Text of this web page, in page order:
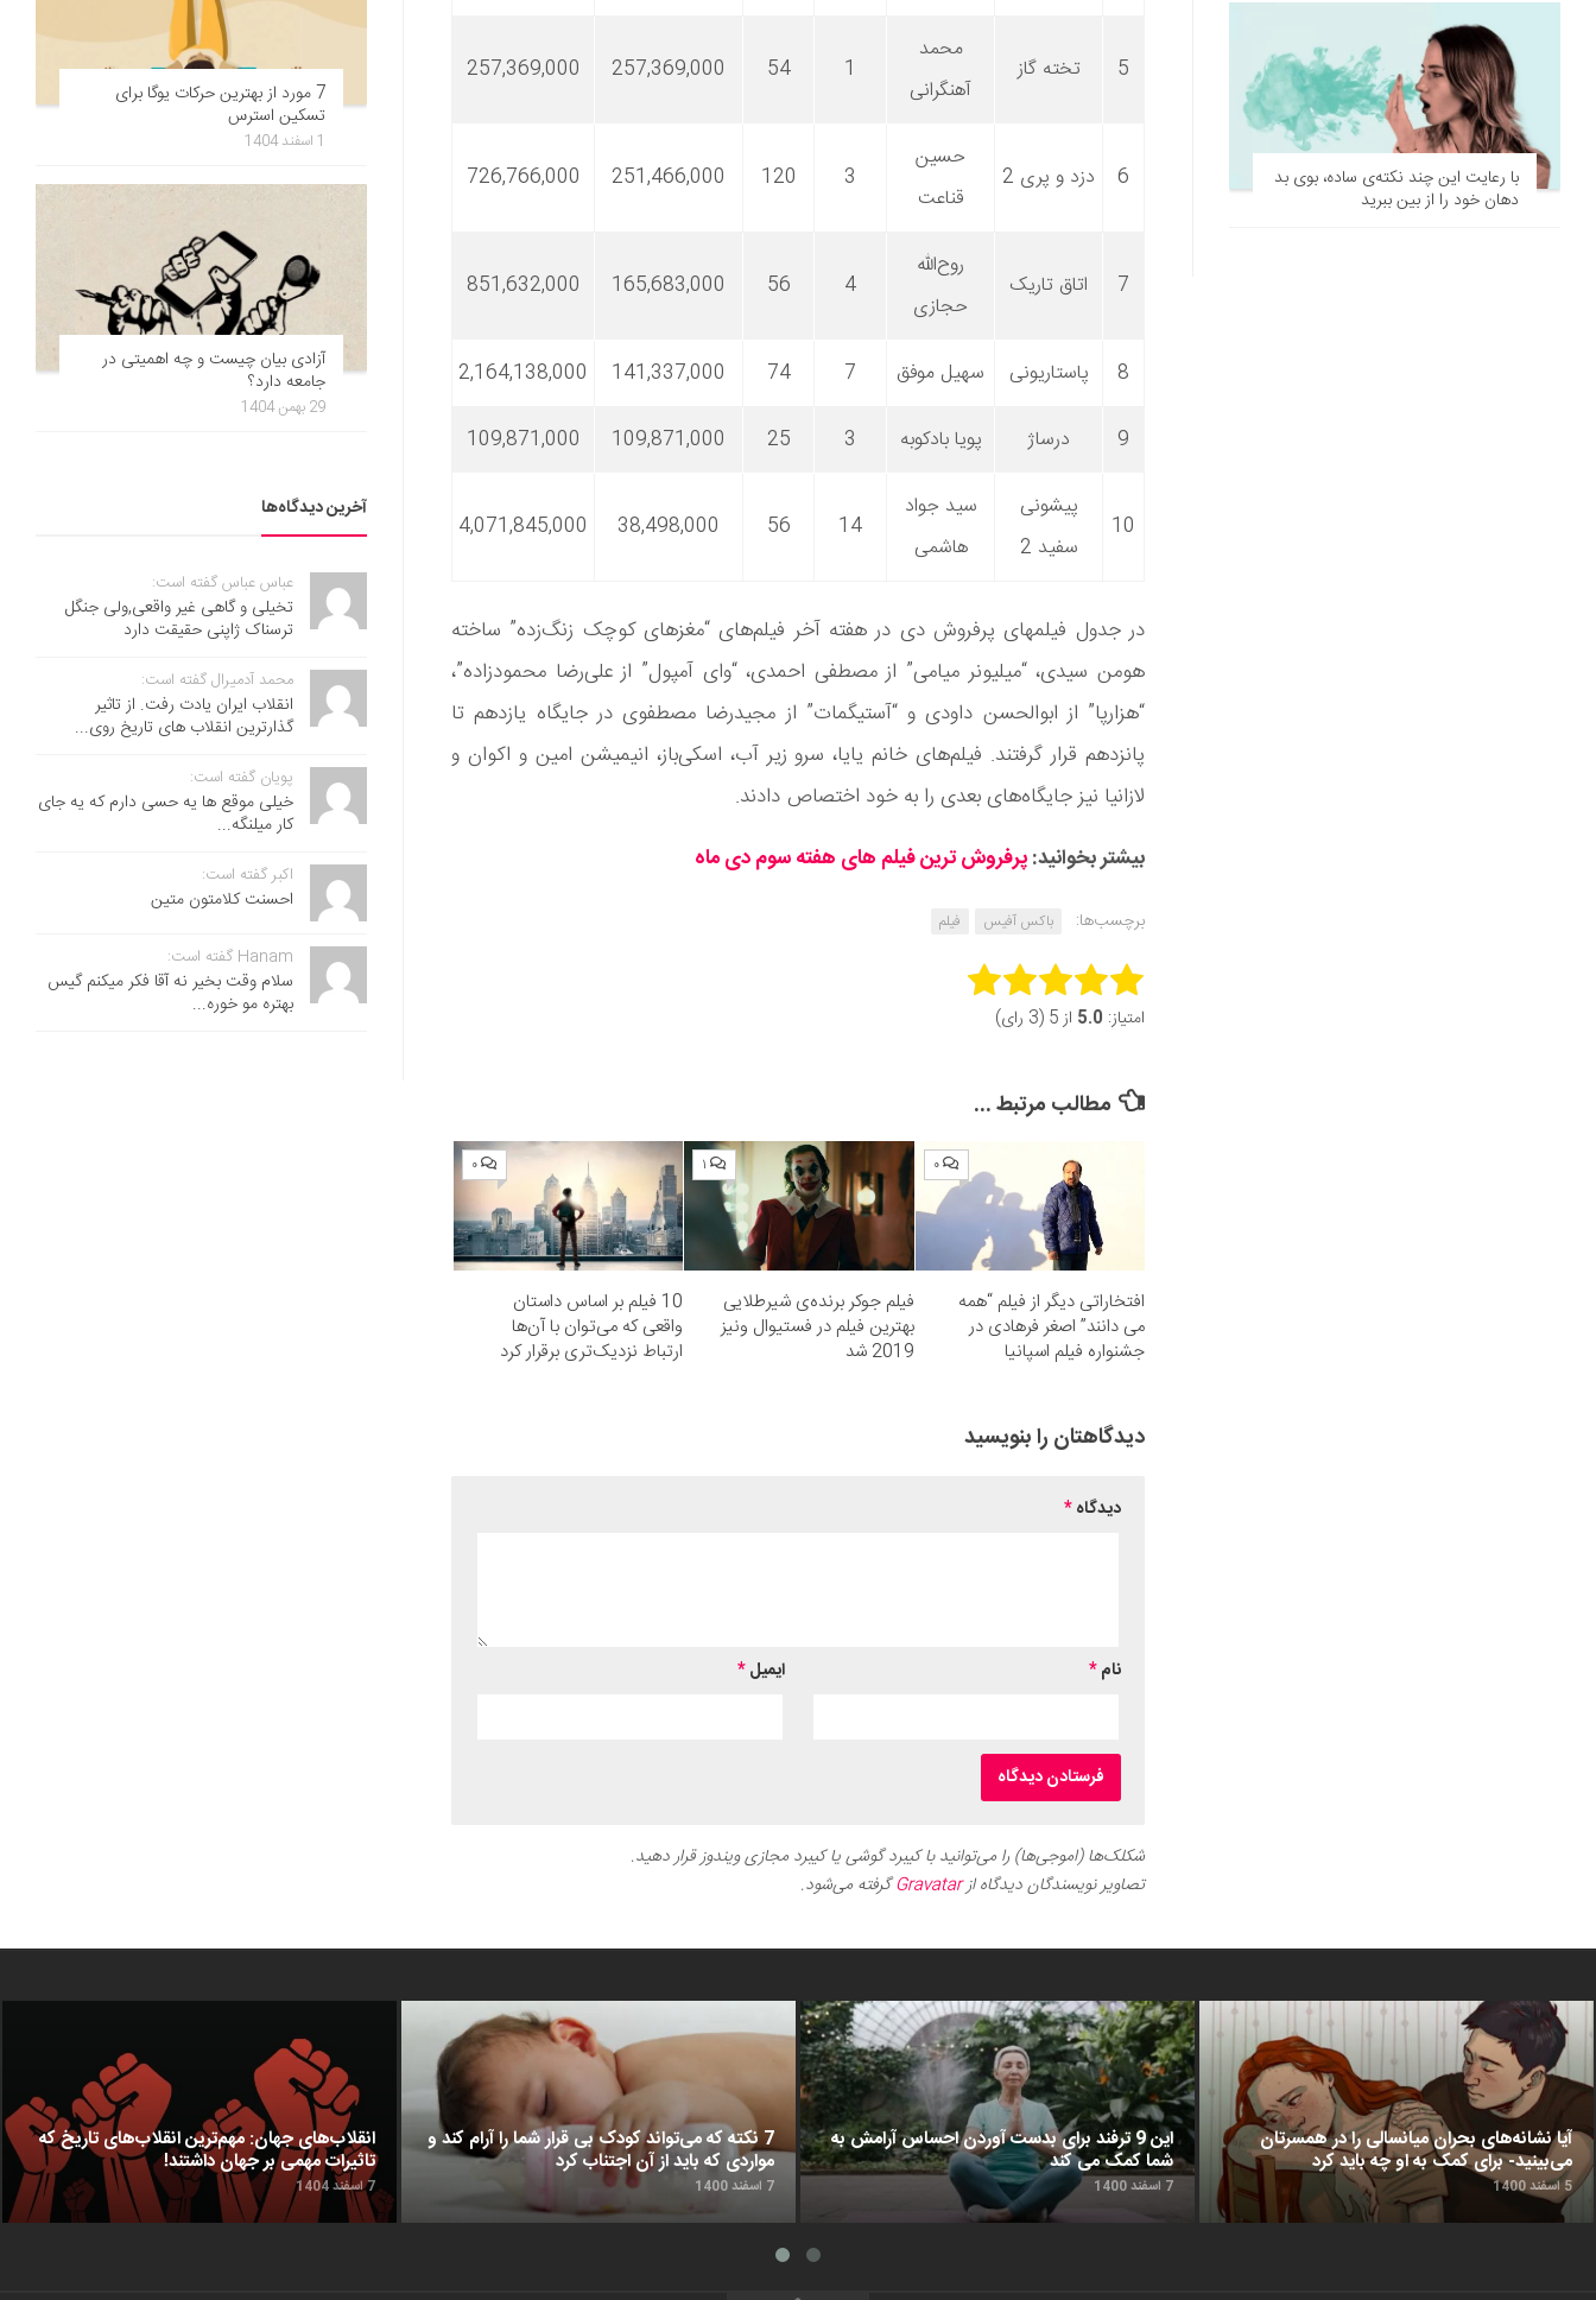
5 تخته گاز
محمد
آهنگرانی
1
54
257,369,000
257,369,000
6 دزد و پری 2
حسین
قناعت
3
120
251,466,000
726,766,000
7 اتاق تاریک
روح‌الله
حجازی
4
56
165,683,000
851,632,000
8 پاستاریونی سهیل موفق 7
74
141,337,000
2,164,138,000
9 درساژ پویا بادکوبه 3
25
109,871,000
109,871,000
10
پیشونی
سفید 2
سید جواد
هاشمی
14
56
38,498,000
4,071,845,000
در جدول فیلمهای پرفروش دی در هفته آخر فیلم‌های “مغزهای کوچک زنگ‌زده” ساخته
هومن سیدی، “میلیونر میامی” از مصطفی احمدی، “وای آمپول” از علی‌رضا محمودزاده”،
“هزارپا” از ابوالحسن داودی و “آستیگمات” از مجیدرضا مصطفوی در جایگاه یازدهم تا
پانزدهم قرار گرفتند. فیلم‌های خانم یایا، سرو زیر آب، اسکی‌باز، انیمیشن امین و اکوان و
لازانیا نیز جایگاه‌های بعدی را به خود اختصاص دادند.
بیشتر بخوانید:پرفروش ترین فیلم های هفته سوم دی ماه
برچسب‌ها: باکس آفیس فیلم
Rate this item:
امتیاز: 5.0 از 5 (3 رای)
مطالب مرتبط ...
۰
افتخاراتی دیگر از فیلم “همه
می دانند” اصغر فرهادی در
جشنواره فیلم اسپانیا
۱
فیلم جوکر برنده‌ی شیرطلایی
بهترین فیلم در فستیوال ونیز
2019 شد
۰
10 فیلم‌ بر اساس داستان
واقعی که می‌توان با آن‌ها
ارتباط نزدیک‌تری برقرار کرد
دیدگاهتان را بنویسید
دیدگاه*
نام* ایمیل*
شکلک‌ها (اموجی‌ها) را می‌توانید با کیبرد گوشی یا کیبرد مجازی ویندوز قرار دهید.
تصاویر نویسندگان دیدگاه ازGravatarگرفته می‌شود.
با رعایت این چند نکته‌ی ساده، بوی بد
دهان خود را از بین ببرید
7 مورد از بهترین حرکات یوگا برای
تسکین استرس
1 اسفند 1404
آزادی بیان چیست و چه اهمیتی در
جامعه دارد؟
29 بهمن 1404
آخرین دیدگاه‌ها
عباس عباس گفته است:
تخیلی و گاهی غیر واقعی,ولی جنگل
ترسناک ژاپنی حقیقت دارد
محمد آدمیرال گفته است:
انقلاب ایران یادت رفت. از تاثیر
گذارترین انقلاب های تاریخ روی...
پویان گفته است:
خیلی موقع ها یه حسی دارم که یه جای
کار میلنگه...
اکبر گفته است:
احسنت ‌کلامتون متین
Hanam گفته است:
سلام وقت بخیر نه آقا فکر میکنم گیس
بهتره مو خوره...
انقلاب‌های جهان: مهم‌ترین انقلاب‌های تاریخ که
تاثیرات مهمی بر جهان داشتند!
7 اسفند 1404
7 نکته که می‌تواند کودک بی قرار شما را آرام کند و
مواردی که باید از آن اجتناب کرد
7 اسفند 1400
این 9 ترفند برای بدست آوردن احساس آرامش به
شما کمک می‌ کند
7 اسفند 1400
آیا نشانه‌های بحران میانسالی را در همسرتان
می‌بینید- برای کمک به او چه باید کرد
5 اسفند 1400